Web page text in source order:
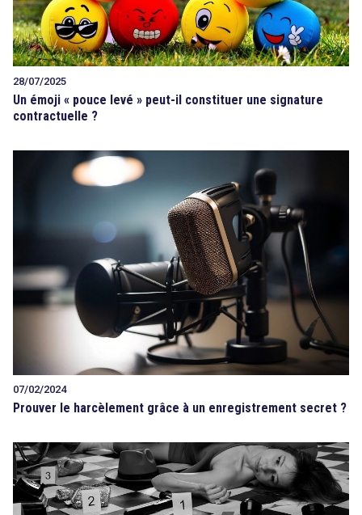
28/07/2025
Un émoji « pouce levé » peut-il constituer une signature
contractuelle ?
07/02/2024
Prouver le harcèlement grâce à un enregistrement secret ?